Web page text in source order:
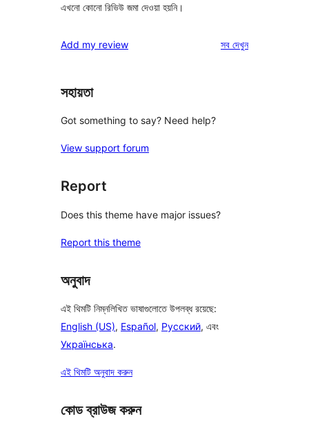
এখনো কোনো রিভিউ জমা দেওয়া হয়নি।
Add my review সবরিভিউ
দেখুন
সহায়তা
Got something to say? Need help?
View support forum
Report
Does this theme have major issues?
Report this theme
অনুবাদ
এই থিমটি নিম্নলিখিত ভাষাগুলোতে উপলব্ধ রয়েছে:
English (US), Español, Русский, এবং
Українська.
এই থিমটি অনুবাদ করুন
কোড ব্রাউজ করুন